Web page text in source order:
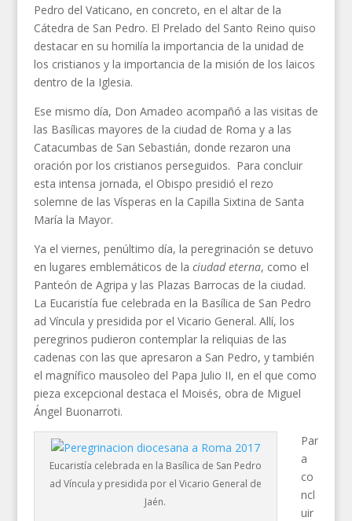
Pedro del Vaticano, en concreto, en el altar de la
Cátedra de San Pedro. El Prelado del Santo Reino quiso
destacar en su homilía la importancia de la unidad de
los cristianos y la importancia de la misión de los laicos
dentro de la Iglesia.
Ese mismo día, Don Amadeo acompañó a las visitas de
las Basílicas mayores de la ciudad de Roma y a las
Catacumbas de San Sebastián, donde rezaron una
oración por los cristianos perseguidos. Para concluir
esta intensa jornada, el Obispo presidió el rezo
solemne de las Vísperas en la Capilla Sixtina de Santa
María la Mayor.
Ya el viernes, penúltimo día, la peregrinación se detuvo
en lugares emblemáticos de la ciudad eterna, como el
Panteón de Agripa y las Plazas Barrocas de la ciudad.
La Eucaristía fue celebrada en la Basílica de San Pedro
ad Víncula y presidida por el Vicario General. Allí, los
peregrinos pudieron contemplar la reliquias de las
cadenas con las que apresaron a San Pedro, y también
el magnífico mausoleo del Papa Julio II, en el que como
pieza excepcional destaca el Moisés, obra de Miguel
Ángel Buonarroti.
Eucaristía celebrada en la Basílica de San Pedro
ad Víncula y presidida por el Vicario General de
Jaén.
Par
a
co
ncl
uir